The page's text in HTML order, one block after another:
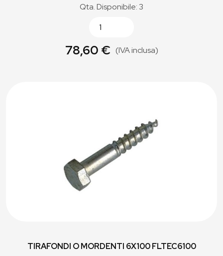
Qta. Disponibile: 3
78,60 € (IVA inclusa)
TIRAFONDI O MORDENTI 6X100 FLTEC6100